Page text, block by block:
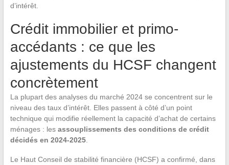
d’intérêt.
Crédit immobilier et primo-
accédants : ce que les
ajustements du HCSF changent
concrètement
La plupart des analyses du marché 2024 se concentrent sur le
niveau des taux d’intérêt. Elles passent à côté d’un point
technique qui modifie réellement la capacité d’achat de certains
ménages : les assouplissements des conditions de crédit
décidés en 2024-2025.
Le Haut Conseil de stabilité financière (HCSF) a confirmé, dans